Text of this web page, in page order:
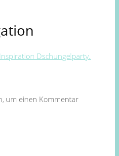
Dschungelparty.
um einen Kommentar